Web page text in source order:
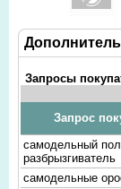
Запросы
Запрос
самодельный
разбрызгиватель
самодельные